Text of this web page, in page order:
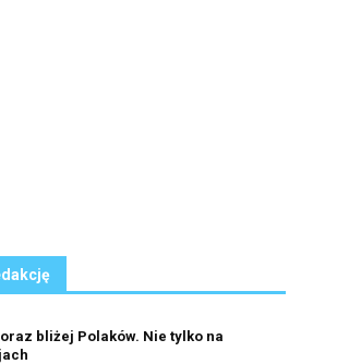
bliżej Polaków. Nie tylko na